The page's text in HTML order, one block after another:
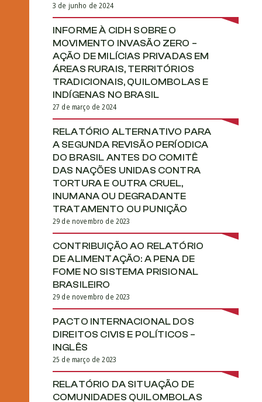
3 de junho de 2024
INFORME À CIDH SOBRE O
MOVIMENTO INVASÃO ZERO –
AÇÃO DE MILÍCIAS PRIVADAS EM
ÁREAS RURAIS, TERRITÓRIOS
TRADICIONAIS, QUILOMBOLAS E
INDÍGENAS NO BRASIL
27 de março de 2024
RELATÓRIO ALTERNATIVO PARA
A SEGUNDA REVISÃO PERÍODICA
DO BRASIL ANTES DO COMITÊ
DAS NAÇÕES UNIDAS CONTRA
TORTURA E OUTRA CRUEL,
INUMANA OU DEGRADANTE
TRATAMENTO OU PUNIÇÃO
29 de novembro de 2023
CONTRIBUIÇÃO AO RELATÓRIO
DE ALIMENTAÇÃO: A PENA DE
FOME NO SISTEMA PRISIONAL
BRASILEIRO
29 de novembro de 2023
PACTO INTERNACIONAL DOS
DIREITOS CIVIS E POLÍTICOS –
INGLÊS
25 de março de 2023
RELATÓRIO DA SITUAÇÃO DE
COMUNIDADES QUILOMBOLAS